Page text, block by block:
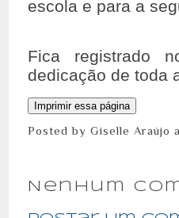
escola e para a
Fica registrado
dedicação de toda
Posted byGiselle Araújo
Nenhum